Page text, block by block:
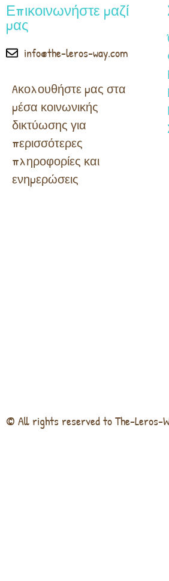
Επικοινωνήστε μαζί
μας
info@the-leros-way.com
Aκολουθήστε μας στα
μέσα κοινωνικής
δικτύωσης για
περισσότερες
πληροφορίες και
ενημερώσεις
© All rights reserved to The-Leros-